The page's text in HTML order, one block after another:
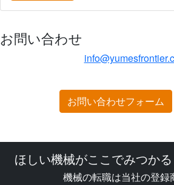
お問い合わせ
お問い合わせフォーム
ほしい機械がここでみつかる
機械の転職は当社の登録